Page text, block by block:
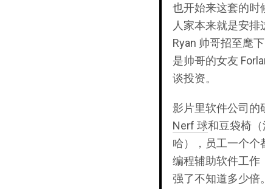
也开始来这套的时
人家本来就是安
Ryan 帅哥招至麾
是帅哥的女友
谈投资。
影片里软件公司的
Nerf 球和豆袋椅
哈），员工一个个
编程辅助软件工作
强了不知道多少倍